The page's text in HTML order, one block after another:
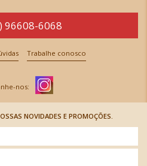
96608-6068
Trabalhe conosco
NOVIDADES E PROMOÇÕES.